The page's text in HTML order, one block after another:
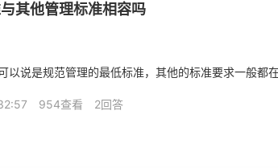
其他管理标准相容吗
以说是规范管理的最低标准，其他的标准要求一般都
954查看 2回答